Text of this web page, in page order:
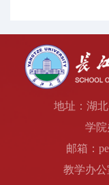
地址：湖
学院
邮箱：
教学办公